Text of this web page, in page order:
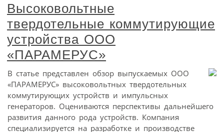
Высоковольтные
твердотельные коммутирующие
устройства ООО
«ПАРАМЕРУС»
В статье представлен обзор выпускаемых ООО
«ПАРАМЕРУС» высоковольтных твердотельных
коммутирующих устройств и импульсных
генераторов. Оцениваются перспективы дальнейшего
развития данного рода устройств. Компания
специализируется на разработке и производстве